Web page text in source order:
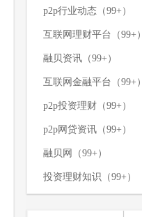
p2p行业动态（99+）
互联网理财平台（99+）
融贝资讯（99+）
互联网金融平台（99+）
p2p投资理财（99+）
p2p网贷资讯（99+）
融贝网（99+）
投资理财知识（99+）